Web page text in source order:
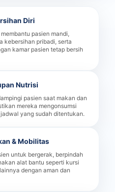
Diri
pasien mandi,
kebersihan pribadi, serta
kamar pasien tetap bersih
Nutrisi
pasien saat makan dan
mereka mengonsumsi
yang sudah ditentukan.
& Mobilitas
untuk bergerak, berpindah
alat bantu seperti kursi
dengan aman dan